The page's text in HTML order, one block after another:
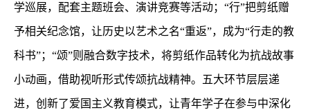
学巡展，配套主题班会、演讲竞赛等活动；“行”把剪纸赠
予相关纪念馆，让历史以艺术之名“重返”，成为“行走的教
科书”；“颂”则融合数字技术，将剪纸作品转化为抗战故事
小动画，借助视听形式传颂抗战精神。五大环节层层递
进，创新了爱国主义教育模式，让青年学子在参与中深化